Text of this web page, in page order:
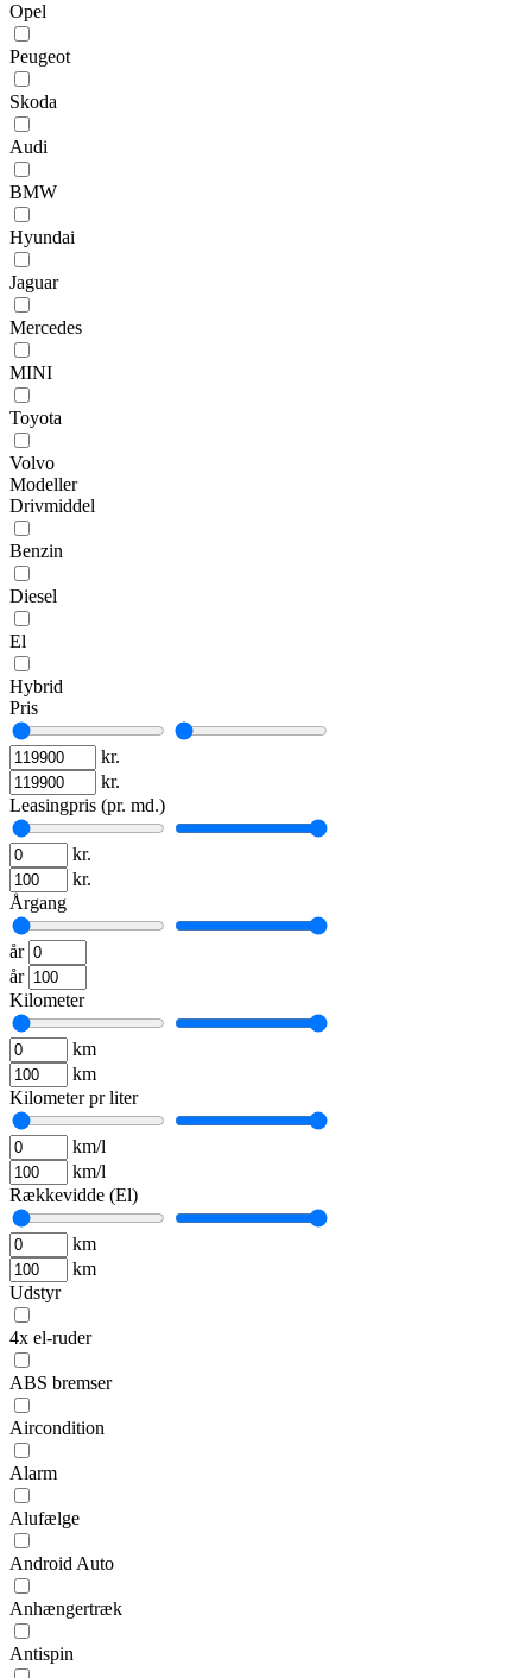
Opel
Peugeot
Skoda
Audi
BMW
Hyundai
Jaguar
Mercedes
MINI
Toyota
Volvo
Modeller
Drivmiddel
Benzin
Diesel
El
Hybrid
Pris
kr.
kr.
Leasingpris (pr. md.)
kr.
kr.
Årgang
år
år
Kilometer
km
km
Kilometer pr liter
km/l
km/l
Rækkevidde (El)
km
km
Udstyr
4x el-ruder
ABS bremser
Aircondition
Alarm
Alufælge
Android Auto
Anhængertræk
Antispin